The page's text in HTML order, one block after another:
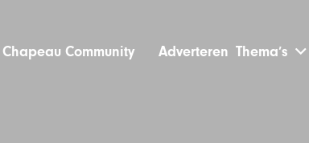
Chapeau Community Adverteren Thema’s